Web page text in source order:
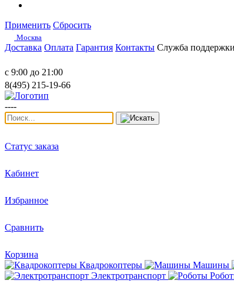
Применить Сбросить
Москва
Доставка Оплата Гарантия Контакты Служба поддержки
с 9:00 до 21:00
8(495) 215-19-66
----
Статус заказа
Кабинет
Избранное
Сравнить
Корзина
Квадрокоптеры
Машины
Электротранспорт